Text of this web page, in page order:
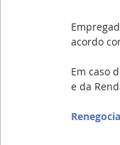
acordo
Em caso
e da